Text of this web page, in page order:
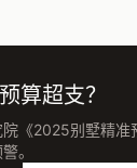
算超支？
《2025别墅精准
。